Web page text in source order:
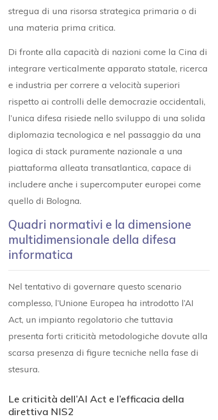
stregua di una risorsa strategica primaria o di
una materia prima critica.
Di fronte alla capacità di nazioni come la Cina di
integrare verticalmente apparato statale, ricerca
e industria per correre a velocità superiori
rispetto ai controlli delle democrazie occidentali,
l’unica difesa risiede nello sviluppo di una solida
diplomazia tecnologica e nel passaggio da una
logica di stack puramente nazionale a una
piattaforma alleata transatlantica, capace di
includere anche i supercomputer europei come
quello di Bologna.
Quadri normativi e la dimensione
multidimensionale della difesa
informatica
Nel tentativo di governare questo scenario
complesso, l’Unione Europea ha introdotto l’AI
Act, un impianto regolatorio che tuttavia
presenta forti criticità metodologiche dovute alla
scarsa presenza di figure tecniche nella fase di
stesura.
Le criticità dell’AI Act e l’efficacia della
direttiva NIS2